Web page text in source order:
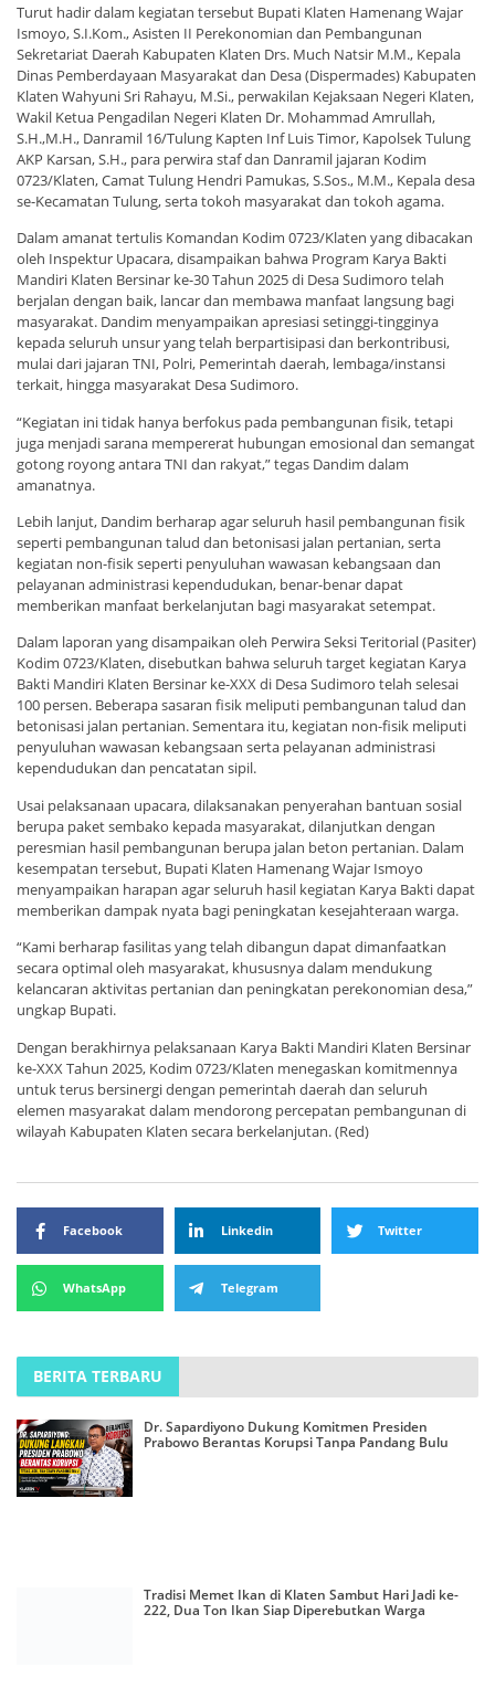
Turut hadir dalam kegiatan tersebut Bupati Klaten Hamenang Wajar
Ismoyo, S.I.Kom., Asisten II Perekonomian dan Pembangunan
Sekretariat Daerah Kabupaten Klaten Drs. Much Natsir M.M., Kepala
Dinas Pemberdayaan Masyarakat dan Desa (Dispermades) Kabupaten
Klaten Wahyuni Sri Rahayu, M.Si., perwakilan Kejaksaan Negeri Klaten,
Wakil Ketua Pengadilan Negeri Klaten Dr. Mohammad Amrullah,
S.H.,M.H., Danramil 16/Tulung Kapten Inf Luis Timor, Kapolsek Tulung
AKP Karsan, S.H., para perwira staf dan Danramil jajaran Kodim
0723/Klaten, Camat Tulung Hendri Pamukas, S.Sos., M.M., Kepala desa
se-Kecamatan Tulung, serta tokoh masyarakat dan tokoh agama.
Dalam amanat tertulis Komandan Kodim 0723/Klaten yang dibacakan
oleh Inspektur Upacara, disampaikan bahwa Program Karya Bakti
Mandiri Klaten Bersinar ke-30 Tahun 2025 di Desa Sudimoro telah
berjalan dengan baik, lancar dan membawa manfaat langsung bagi
masyarakat. Dandim menyampaikan apresiasi setinggi-tingginya
kepada seluruh unsur yang telah berpartisipasi dan berkontribusi,
mulai dari jajaran TNI, Polri, Pemerintah daerah, lembaga/instansi
terkait, hingga masyarakat Desa Sudimoro.
“Kegiatan ini tidak hanya berfokus pada pembangunan fisik, tetapi
juga menjadi sarana mempererat hubungan emosional dan semangat
gotong royong antara TNI dan rakyat,” tegas Dandim dalam
amanatnya.
Lebih lanjut, Dandim berharap agar seluruh hasil pembangunan fisik
seperti pembangunan talud dan betonisasi jalan pertanian, serta
kegiatan non-fisik seperti penyuluhan wawasan kebangsaan dan
pelayanan administrasi kependudukan, benar-benar dapat
memberikan manfaat berkelanjutan bagi masyarakat setempat.
Dalam laporan yang disampaikan oleh Perwira Seksi Teritorial (Pasiter)
Kodim 0723/Klaten, disebutkan bahwa seluruh target kegiatan Karya
Bakti Mandiri Klaten Bersinar ke-XXX di Desa Sudimoro telah selesai
100 persen. Beberapa sasaran fisik meliputi pembangunan talud dan
betonisasi jalan pertanian. Sementara itu, kegiatan non-fisik meliputi
penyuluhan wawasan kebangsaan serta pelayanan administrasi
kependudukan dan pencatatan sipil.
Usai pelaksanaan upacara, dilaksanakan penyerahan bantuan sosial
berupa paket sembako kepada masyarakat, dilanjutkan dengan
peresmian hasil pembangunan berupa jalan beton pertanian. Dalam
kesempatan tersebut, Bupati Klaten Hamenang Wajar Ismoyo
menyampaikan harapan agar seluruh hasil kegiatan Karya Bakti dapat
memberikan dampak nyata bagi peningkatan kesejahteraan warga.
“Kami berharap fasilitas yang telah dibangun dapat dimanfaatkan
secara optimal oleh masyarakat, khususnya dalam mendukung
kelancaran aktivitas pertanian dan peningkatan perekonomian desa,”
ungkap Bupati.
Dengan berakhirnya pelaksanaan Karya Bakti Mandiri Klaten Bersinar
ke-XXX Tahun 2025, Kodim 0723/Klaten menegaskan komitmennya
untuk terus bersinergi dengan pemerintah daerah dan seluruh
elemen masyarakat dalam mendorong percepatan pembangunan di
wilayah Kabupaten Klaten secara berkelanjutan. (Red)
Facebook Linkedin Twitter
WhatsApp Telegram
BERITA TERBARU
Dr. Sapardiyono Dukung Komitmen Presiden
Prabowo Berantas Korupsi Tanpa Pandang Bulu
Tradisi Memet Ikan di Klaten Sambut Hari Jadi ke-
222, Dua Ton Ikan Siap Diperebutkan Warga